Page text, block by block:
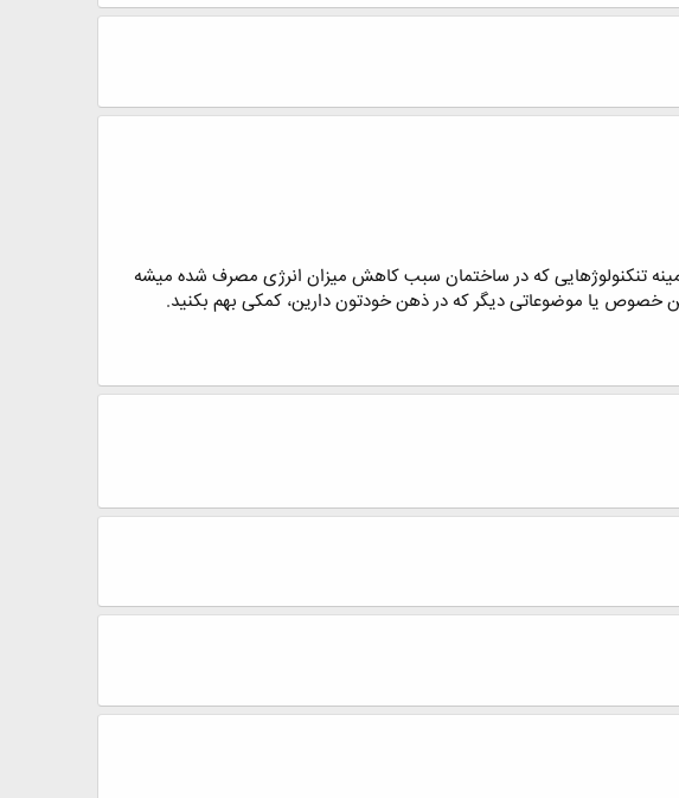
ناپیوسته معماری هستم ، این ترم تنظیم شرایط محیطی 2 دارم ، و در زمینه تنکنولوژهایی که در ساختمان سبب کاهش میزان انرژی مصرف شده میشه
خصوص یا موضوعاتی دیگر که در ذهن خودتون دارین، کمکی بهم بکنید.